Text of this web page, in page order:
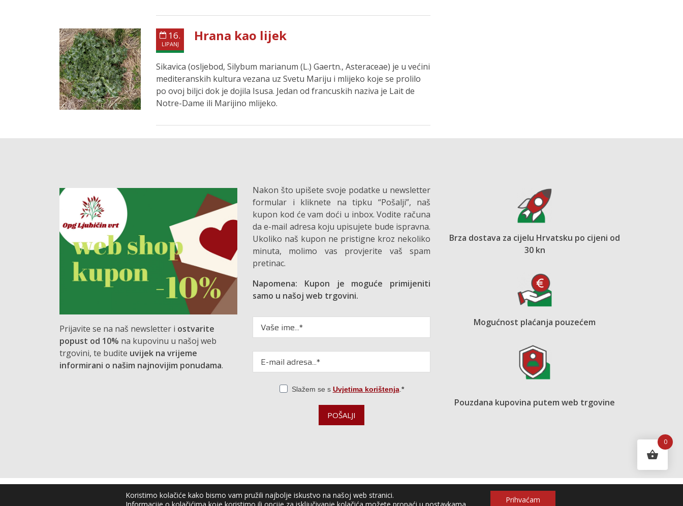
Hrana kao lijek
16.
LIPANJ
Sikavica (osljebod, Silybum marianum (L.) Gaertn., Asteraceae) je u većini
mediteranskih kultura vezana uz Svetu Mariju i mlijeko koje se prolilo
po ovoj biljci dok je dojila Isusa. Jedan od francuskih naziva je Lait de
Notre-Dame ili Marijino mlijeko.
Prijavite se na naš newsletter i ostvarite
popust od 10% na kupovinu u našoj web
trgovini, te budite uvijek na vrijeme
informirani o našim najnovijim ponudama.
Nakon što upišete svoje podatke u newsletter
formular i kliknete na tipku “Pošalji”, naš
kupon kod će vam doći u inbox. Vodite računa
da e-mail adresa koju upisujete bude ispravna.
Ukoliko naš kupon ne pristigne kroz nekoliko
minuta, molimo vas provjerite vaš spam
pretinac.
Napomena: Kupon je moguće primijeniti
samo u našoj web trgovini.
Slažem se s Uvjetima korištenja.
POŠALJI
Brza dostava za cijelu Hrvatsku po cijeni od
30 kn
Mogućnost plaćanja pouzećem
Pouzdana kupovina putem web trgovine
Copyright © 2026 OPG Ljubičin vrt Developed by
Koristimo kolačiće kako bismo vam pružili najbolje iskustvo na našoj web stranici.
Prihvaćam
0